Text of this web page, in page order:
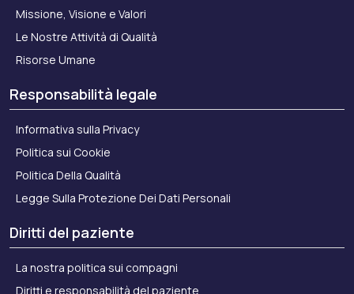
Missione, Visione e Valori
Le Nostre Attività di Qualità
Risorse Umane
Responsabilità legale
Informativa sulla Privacy
Politica sui Cookie
Politica Della Qualità
Legge Sulla Protezione Dei Dati Personali
Diritti del paziente
La nostra politica sui compagni
Diritti e responsabilità del paziente